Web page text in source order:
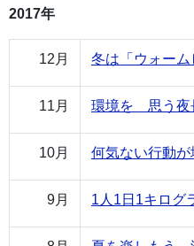
2017年
12月 冬は「ウォー
11月 環境を 思う夜
10月 何気ない行動
9月 1人1日1キログ